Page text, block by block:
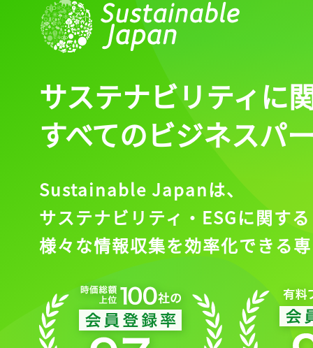
サステナビリティに
すべてのビジネスパ
Sustainable Japanは、
サステナビリティ・ESGに関する
様々な情報収集を効率化できる